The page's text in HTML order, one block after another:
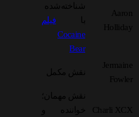
Aaron
Holliday
شناخته‌شده
فیلم
Cocaine
Bear
Jermaine
Fowler
نقش مکمل
Charli XCX
نقش مهمان؛
خواننده و